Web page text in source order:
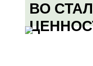
ВО